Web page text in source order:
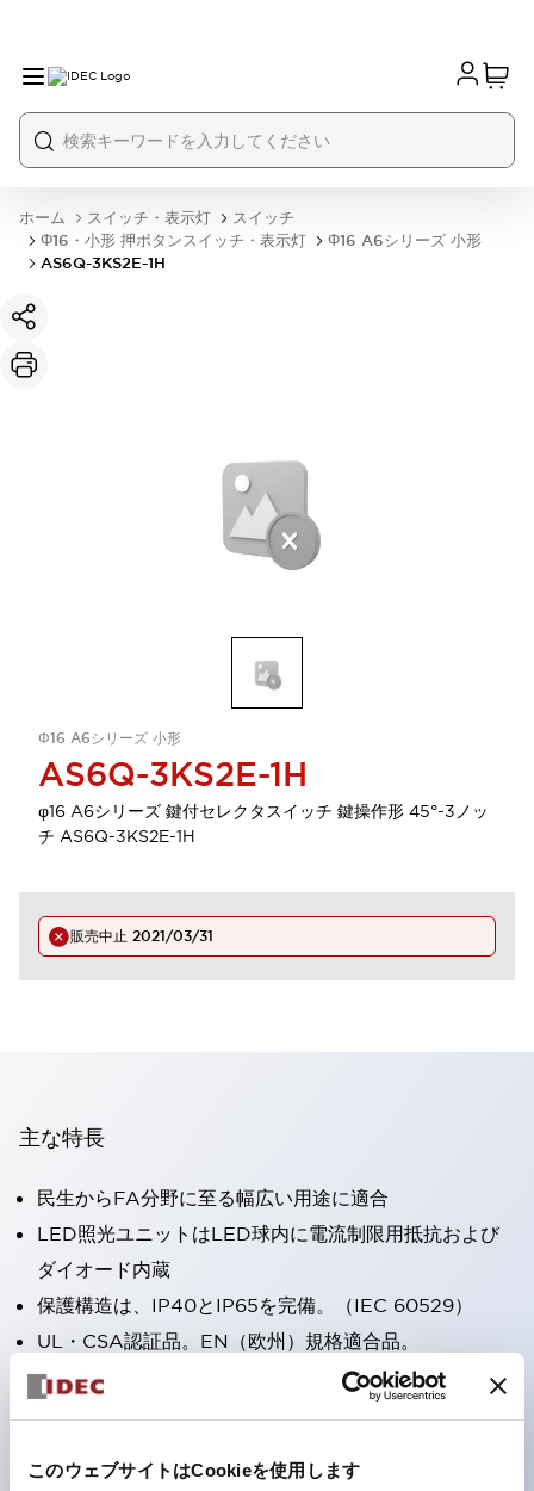
このウェブサイトはCookieを使用します
ホーム スイッチ・表示灯
スイッチ
Φ16・小形 押ボタンスイッチ・表示灯
Φ16 A6シリーズ 小形
AS6Q-3KS2E-1H
Φ16 A6シリーズ 小形
AS6Q-3KS2E-1H
φ16 A6シリーズ 鍵付セレクタスイッチ 鍵操作形 45°-3ノッ
チ AS6Q-3KS2E-1H
販売中止 2021/03/31
主な特長
民生からFA分野に至る幅広い用途に適合
LED照光ユニットはLED球内に電流制限用抵抗および
ダイオード内蔵
保護構造は、IP40とIP65を完備。（IEC 60529）
UL・CSA認証品。EN（欧州）規格適合品。
CCC認証品（表示灯は除く）。